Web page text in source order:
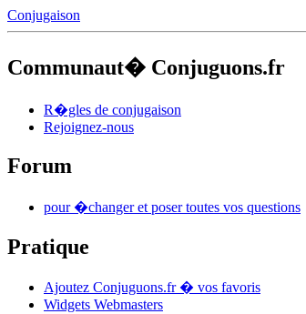
Conjugaison
Communaut� Conjuguons.fr
R�gles de conjugaison
Rejoignez-nous
Forum
pour �changer et poser toutes vos questions
Pratique
Ajoutez Conjuguons.fr � vos favoris
Widgets Webmasters